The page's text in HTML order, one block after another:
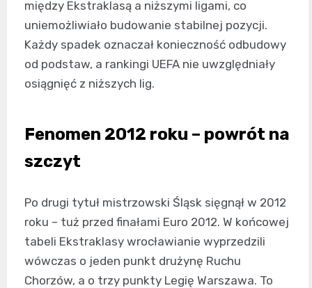
między Ekstraklasą a niższymi ligami, co
uniemożliwiało budowanie stabilnej pozycji.
Każdy spadek oznaczał konieczność odbudowy
od podstaw, a rankingi UEFA nie uwzględniały
osiągnięć z niższych lig.
Fenomen 2012 roku – powrót na
szczyt
Po drugi tytuł mistrzowski Śląsk sięgnął w 2012
roku – tuż przed finałami Euro 2012. W końcowej
tabeli Ekstraklasy wrocławianie wyprzedzili
wówczas o jeden punkt drużynę Ruchu
Chorzów, a o trzy punkty Legię Warszawa. To